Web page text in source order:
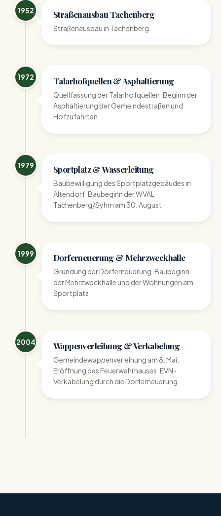
1952 Straßenausbau Tachenberg
Straßenausbau in Tachenberg.
1972 Talarhofquellen & Asphaltierung
Quellfassung der Talarhofquellen. Beginn der
Asphaltierung der Gemeindestraßen und
Hofzufahrten.
1979 Sportplatz & Wasserleitung
Baubewilligung des Sportplatzgebäudes in
Altendorf. Baubeginn der WVAL
Tachenberg/Syhrn am 30. August.
1999 Dorferneuerung & Mehrzweckhalle
Gründung der Dorferneuerung. Baubeginn
der Mehrzweckhalle und der Wohnungen am
Sportplatz.
2004 Wappenverleihung & Verkabelung
Gemeindewappenverleihung am 8. Mai.
Eröffnung des Feuerwehrhauses. EVN-
Verkabelung durch die Dorferneuerung.